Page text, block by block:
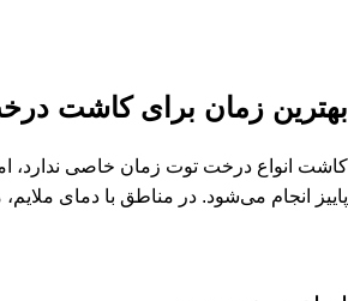
بهترین زمان برای کاشت
کاشت انواع درخت توت زمان خاصی ندارد،
پاییز انجام می‌شود. در مناطق با دمای